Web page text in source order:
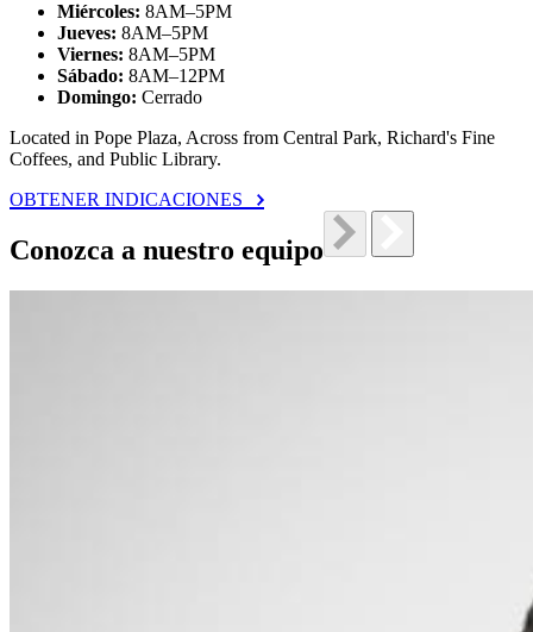
Miércoles: 8AM–5PM
Jueves: 8AM–5PM
Viernes: 8AM–5PM
Sábado: 8AM–12PM
Domingo: Cerrado
Located in Pope Plaza, Across from Central Park, Richard's Fine
Coffees, and Public Library.
OBTENER INDICACIONES
Conozca a nuestro equipo